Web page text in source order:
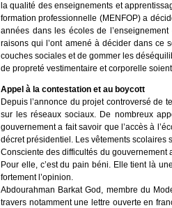
la qualité des enseignements et
formation professionnelle (MENFOP) a
années dans les écoles de
raisons qui l’ont amené à décider dans ce
couches sociales et de gommer les
de propreté vestimentaire et corporelle
Appel à la contestation et au boycott
Depuis l’annonce du projet controversé de
sur les réseaux sociaux. De nombreux
gouvernement a fait savoir que l’accès à
décret présidentiel. Les vêtements scolaires
Consciente des difficultés du gouvernement
Pour elle, c’est du pain béni. Elle tient là
fortement l’opinion.
Abdourahman Barkat God, membre du
travers notamment une lettre ouverte en